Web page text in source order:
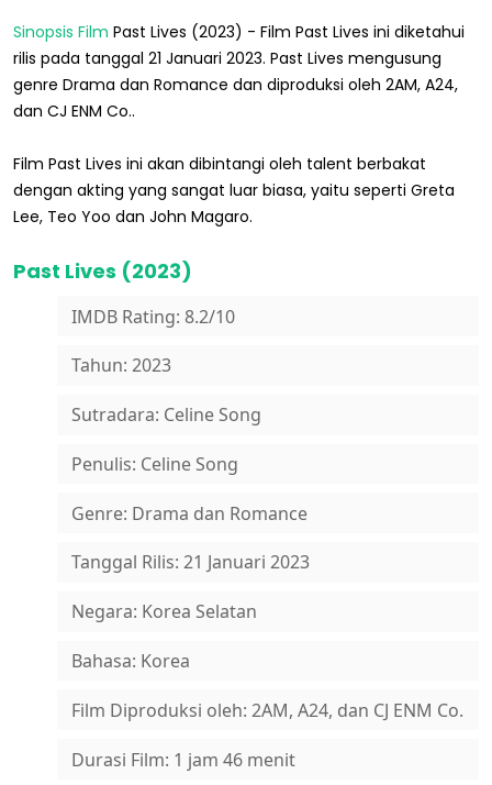
Sinopsis Film Past Lives (2023) - Film Past Lives ini diketahui
rilis pada tanggal 21 Januari 2023. Past Lives mengusung
genre Drama dan Romance dan diproduksi oleh 2AM, A24,
dan CJ ENM Co..
Film Past Lives ini akan dibintangi oleh talent berbakat
dengan akting yang sangat luar biasa, yaitu seperti Greta
Lee, Teo Yoo dan John Magaro.
Past Lives (2023)
IMDB Rating: 8.2/10
Tahun: 2023
Sutradara: Celine Song
Penulis: Celine Song
Genre: Drama dan Romance
Tanggal Rilis: 21 Januari 2023
Negara: Korea Selatan
Bahasa: Korea
Film Diproduksi oleh: 2AM, A24, dan CJ ENM Co.
Durasi Film: 1 jam 46 menit